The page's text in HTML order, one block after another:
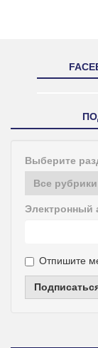
Выберите
Электронный
Отпишите